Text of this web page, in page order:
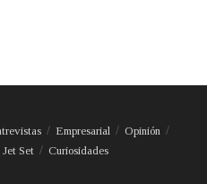
Empresarial
Opinión
Jet Set Curiosidades